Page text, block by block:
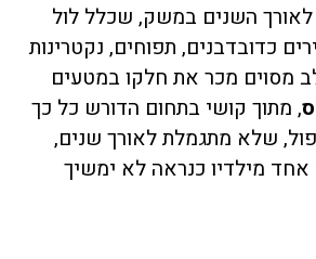
השנים במשק, שכלל לול
כדובדבנים, תפוחים, נקטרינות
מסוים מכר את חלקו במטעים
, מתוך קושי בתחום הדורש כל כך
שלא מתגמלת לאורך שנים,
מילדיו כנראה לא ימשיך